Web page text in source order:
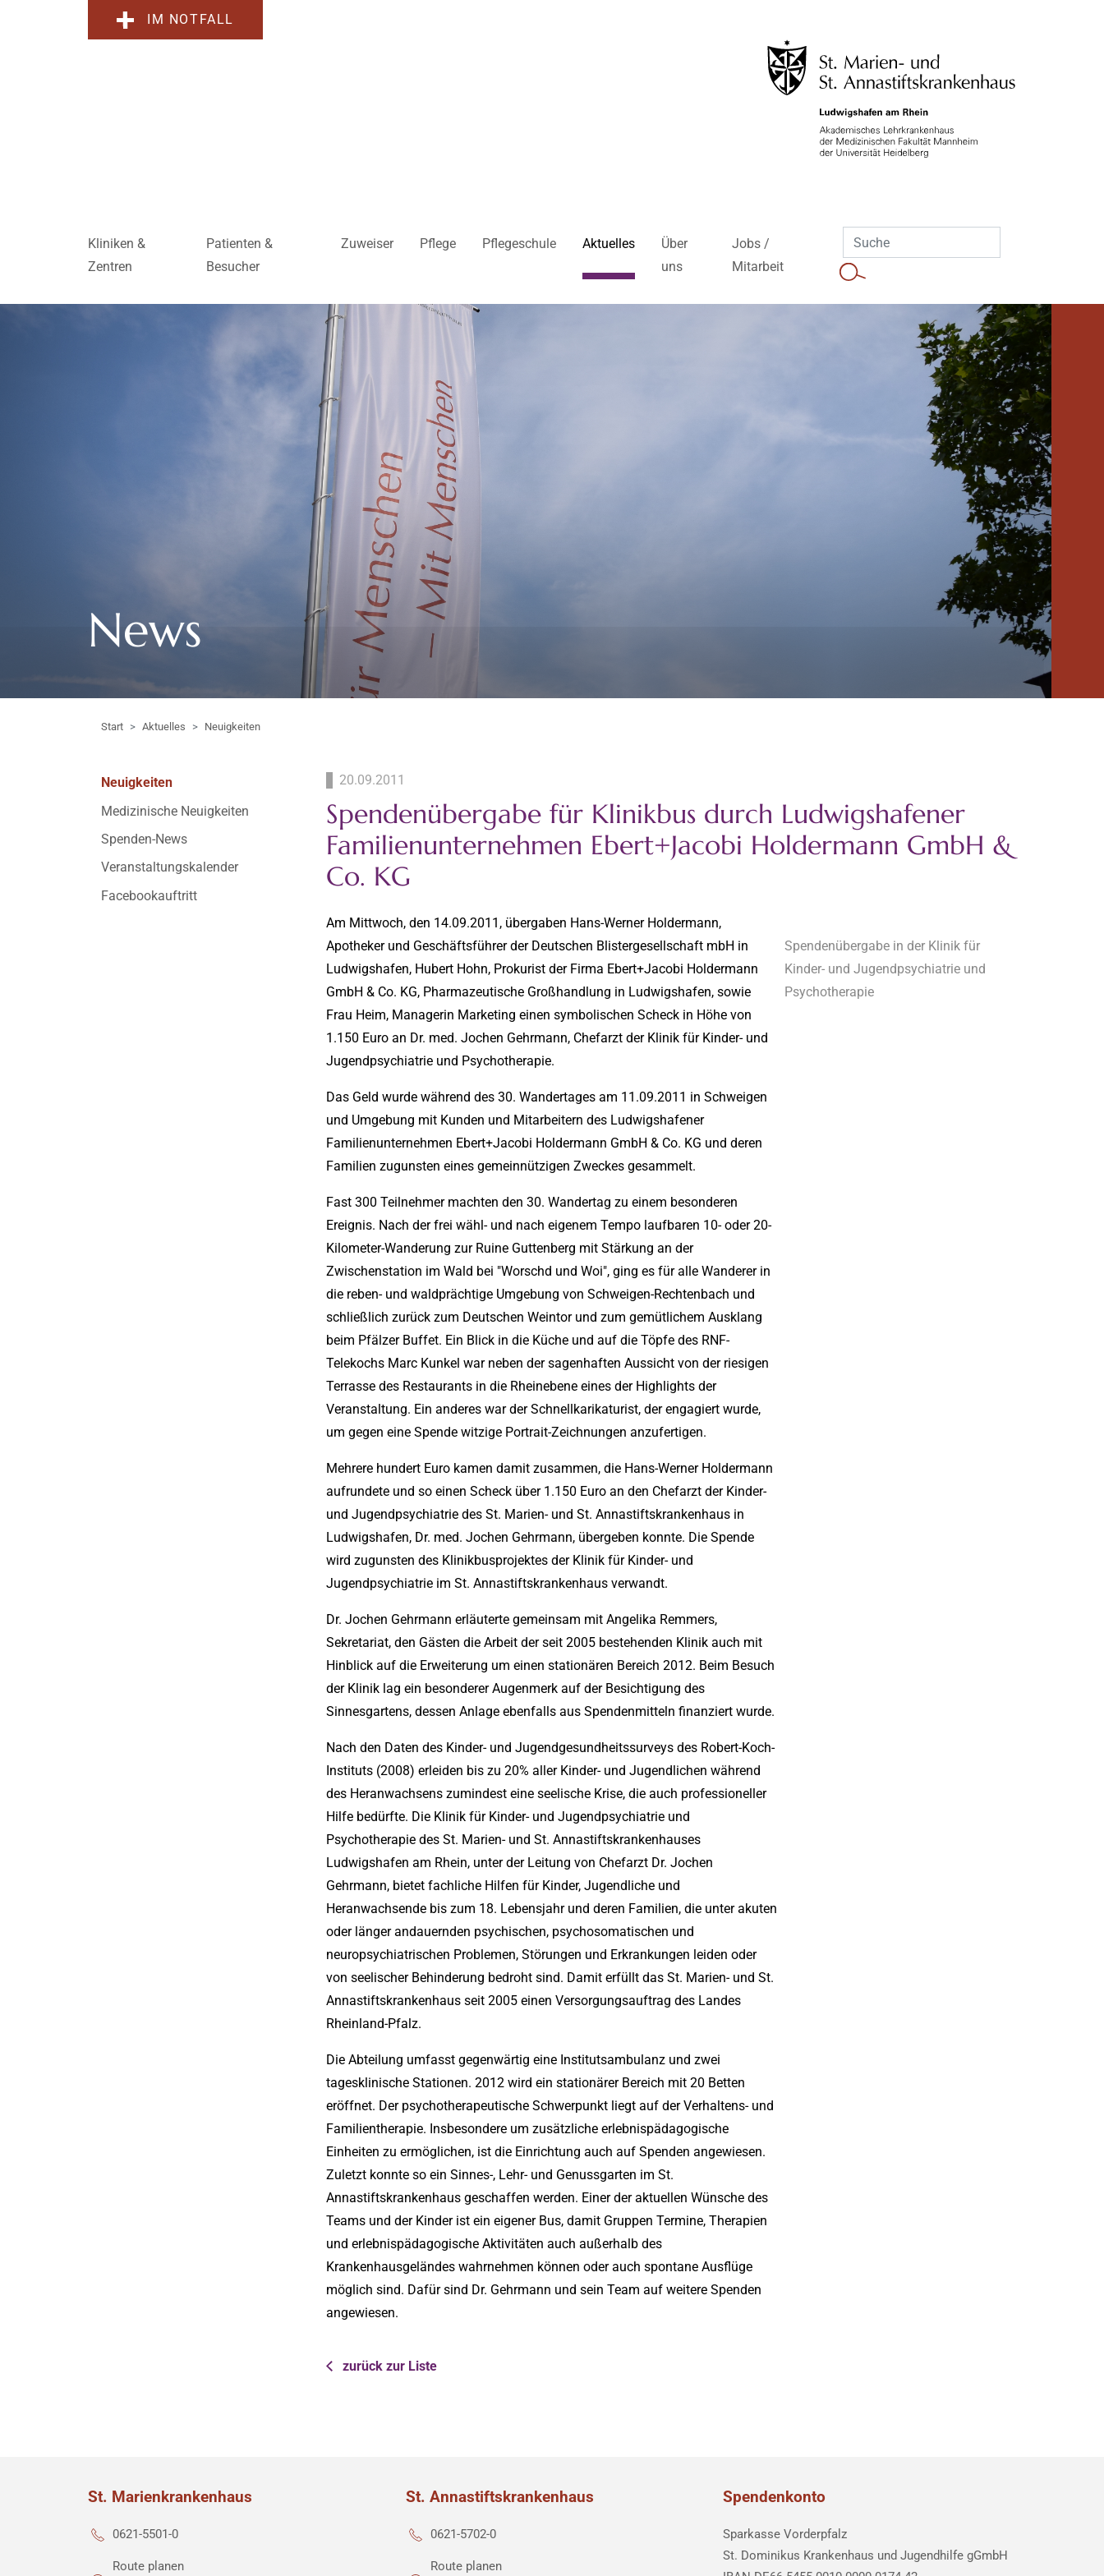
IM NOTFALL
Kliniken &
Zentren
Patienten &
Besucher
Zuweiser Pflege Pflegeschule Aktuelles
Über
uns
Jobs /
Mitarbeit
News
Start Aktuelles Neuigkeiten
Neuigkeiten
Medizinische Neuigkeiten
Spenden-News
Veranstaltungskalender
Facebookauftritt
20.09.2011
Spendenübergabe für Klinikbus durch Ludwigshafener
Familienunternehmen Ebert+Jacobi Holdermann GmbH &
Co. KG
Am Mittwoch, den 14.09.2011, übergaben Hans-Werner Holdermann,
Apotheker und Geschäftsführer der Deutschen Blistergesellschaft mbH in
Ludwigshafen, Hubert Hohn, Prokurist der Firma Ebert+Jacobi Holdermann
GmbH & Co. KG, Pharmazeutische Großhandlung in Ludwigshafen, sowie
Frau Heim, Managerin Marketing einen symbolischen Scheck in Höhe von
1.150 Euro an Dr. med. Jochen Gehrmann, Chefarzt der Klinik für Kinder- und
Jugendpsychiatrie und Psychotherapie.
Das Geld wurde während des 30. Wandertages am 11.09.2011 in Schweigen
und Umgebung mit Kunden und Mitarbeitern des Ludwigshafener
Familienunternehmen Ebert+Jacobi Holdermann GmbH & Co. KG und deren
Familien zugunsten eines gemeinnützigen Zweckes gesammelt.
Fast 300 Teilnehmer machten den 30. Wandertag zu einem besonderen
Ereignis. Nach der frei wähl- und nach eigenem Tempo laufbaren 10- oder 20-
Kilometer-Wanderung zur Ruine Guttenberg mit Stärkung an der
Zwischenstation im Wald bei "Worschd und Woi", ging es für alle Wanderer in
die reben- und waldprächtige Umgebung von Schweigen-Rechtenbach und
schließlich zurück zum Deutschen Weintor und zum gemütlichem Ausklang
beim Pfälzer Buffet. Ein Blick in die Küche und auf die Töpfe des RNF-
Telekochs Marc Kunkel war neben der sagenhaften Aussicht von der riesigen
Terrasse des Restaurants in die Rheinebene eines der Highlights der
Veranstaltung. Ein anderes war der Schnellkarikaturist, der engagiert wurde,
um gegen eine Spende witzige Portrait-Zeichnungen anzufertigen.
Mehrere hundert Euro kamen damit zusammen, die Hans-Werner Holdermann
aufrundete und so einen Scheck über 1.150 Euro an den Chefarzt der Kinder-
und Jugendpsychiatrie des St. Marien- und St. Annastiftskrankenhaus in
Ludwigshafen, Dr. med. Jochen Gehrmann, übergeben konnte. Die Spende
wird zugunsten des Klinikbusprojektes der Klinik für Kinder- und
Jugendpsychiatrie im St. Annastiftskrankenhaus verwandt.
Dr. Jochen Gehrmann erläuterte gemeinsam mit Angelika Remmers,
Sekretariat, den Gästen die Arbeit der seit 2005 bestehenden Klinik auch mit
Hinblick auf die Erweiterung um einen stationären Bereich 2012. Beim Besuch
der Klinik lag ein besonderer Augenmerk auf der Besichtigung des
Sinnesgartens, dessen Anlage ebenfalls aus Spendenmitteln finanziert wurde.
Nach den Daten des Kinder- und Jugendgesundheitssurveys des Robert-Koch-
Instituts (2008) erleiden bis zu 20% aller Kinder- und Jugendlichen während
des Heranwachsens zumindest eine seelische Krise, die auch professioneller
Hilfe bedürfte. Die Klinik für Kinder- und Jugendpsychiatrie und
Psychotherapie des St. Marien- und St. Annastiftskrankenhauses
Ludwigshafen am Rhein, unter der Leitung von Chefarzt Dr. Jochen
Gehrmann, bietet fachliche Hilfen für Kinder, Jugendliche und
Heranwachsende bis zum 18. Lebensjahr und deren Familien, die unter akuten
oder länger andauernden psychischen, psychosomatischen und
neuropsychiatrischen Problemen, Störungen und Erkrankungen leiden oder
von seelischer Behinderung bedroht sind. Damit erfüllt das St. Marien- und St.
Annastiftskrankenhaus seit 2005 einen Versorgungsauftrag des Landes
Rheinland-Pfalz.
Die Abteilung umfasst gegenwärtig eine Institutsambulanz und zwei
tagesklinische Stationen. 2012 wird ein stationärer Bereich mit 20 Betten
eröffnet. Der psychotherapeutische Schwerpunkt liegt auf der Verhaltens- und
Familientherapie. Insbesondere um zusätzliche erlebnispädagogische
Einheiten zu ermöglichen, ist die Einrichtung auch auf Spenden angewiesen.
Zuletzt konnte so ein Sinnes-, Lehr- und Genussgarten im St.
Annastiftskrankenhaus geschaffen werden. Einer der aktuellen Wünsche des
Teams und der Kinder ist ein eigener Bus, damit Gruppen Termine, Therapien
und erlebnispädagogische Aktivitäten auch außerhalb des
Krankenhausgeländes wahrnehmen können oder auch spontane Ausflüge
möglich sind. Dafür sind Dr. Gehrmann und sein Team auf weitere Spenden
angewiesen.
Spendenübergabe in der Klinik für
Kinder- und Jugendpsychiatrie und
Psychotherapie
zurück zur Liste
St. Marienkrankenhaus
0621-5501-0
Route planen
St. Annastiftskrankenhaus
0621-5702-0
Route planen
Spendenkonto
Sparkasse Vorderpfalz
St. Dominikus Krankenhaus und Jugendhilfe gGmbH